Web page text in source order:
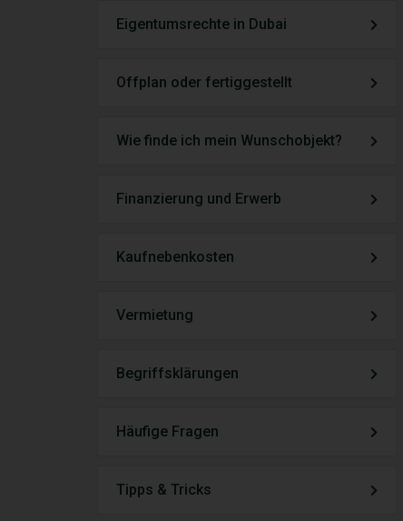
Eigentumsrechte in Dubai
Offplan oder fertiggestellt
Wie finde ich mein Wunschobjekt?
Finanzierung und Erwerb
Kaufnebenkosten
Vermietung
Begriffsklärungen
Häufige Fragen
Tipps & Tricks